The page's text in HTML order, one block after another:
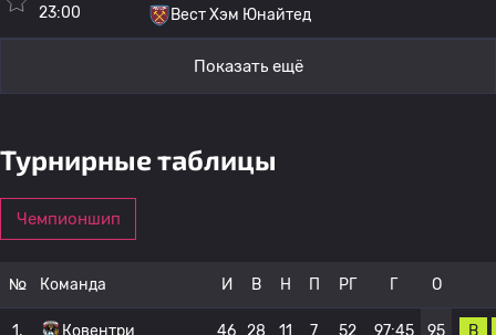
23:00
Вест Хэм Юнайтед
Показать ещё
Турнирные таблицы
Чемпионшип
№ Команда И В Н П РГ Г О
1. Ковентри 46 28 11 7 52 97:45 95 В